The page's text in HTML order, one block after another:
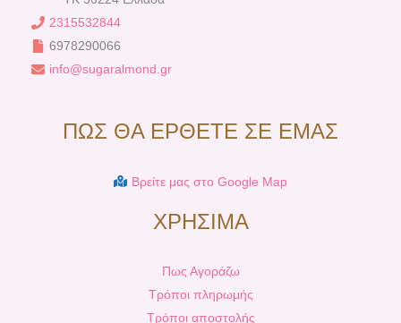
2315532844
6978290066
info@sugaralmond.gr
ΠΩΣ ΘΑ ΕΡΘΕΤΕ ΣΕ ΕΜΑΣ
Βρείτε μας στο Google Map
ΧΡΗΣΙΜΑ
Πως Αγοράζω
Τρόποι πληρωμής
Τρόποι αποστολής